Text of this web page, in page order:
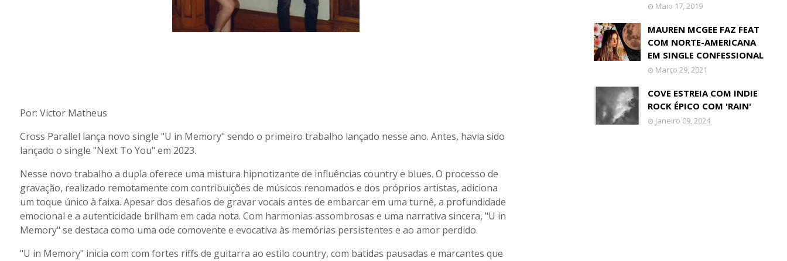
Por: Victor Matheus
Cross Parallel lança novo single "U in Memory" sendo o primeiro trabalho lançado nesse ano. Antes, havia sido
lançado o single "Next To You" em 2023.
Nesse novo trabalho a dupla oferece uma mistura hipnotizante de influências country e blues. O processo de
gravação, realizado remotamente com contribuições de músicos renomados e dos próprios artistas, adiciona
um toque único à faixa. Apesar dos desafios de gravar vocais antes de embarcar em uma turnê, a profundidade
emocional e a autenticidade brilham em cada nota. Com harmonias assombrosas e uma narrativa sincera, "U in
Memory" se destaca como uma ode comovente e evocativa às memórias persistentes e ao amor perdido.
"U in Memory" inicia com com fortes riffs de guitarra ao estilo country, com batidas pausadas e marcantes que
Maio 17, 2019
MAUREN MCGEE FAZ FEAT
COM NORTE-AMERICANA
EM SINGLE CONFESSIONAL
Março 29, 2021
COVE ESTREIA COM INDIE
ROCK ÉPICO COM 'RAIN'
Janeiro 09, 2024